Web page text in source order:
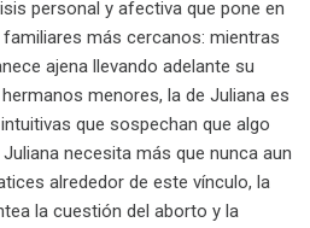
personal y afectiva que pone en
más cercanos: mientras
ajena llevando adelante su
menores, la de Juliana es
que sospechan que algo
necesita más que nunca aun
alrededor de este vínculo, la
la cuestión del aborto y la